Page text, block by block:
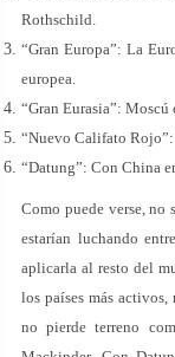
Rothschild.
“Gran Europa”: La
europea.
“Gran Eurasia”:
“Nuevo Califato
“Datung”: Con China
Como puede verse, no
estarían luchando
aplicarla al resto del
los países más
no pierde terreno